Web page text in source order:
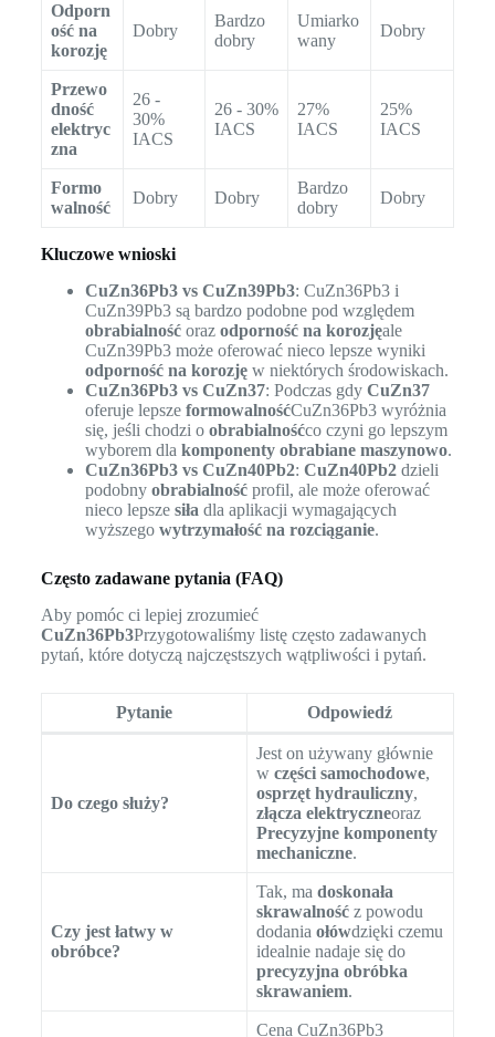
Odporn
ość na
korozję
Dobry
Bardzo
dobry
Umiarko
wany
Dobry
Przewo
dność
elektryc
zna
26 -
30%
IACS
26 - 30%
IACS
27%
IACS
25%
IACS
Formo
walność
Dobry Dobry
Bardzo
dobry
Dobry
Kluczowe wnioski
CuZn36Pb3 vs CuZn39Pb3: CuZn36Pb3 i
CuZn39Pb3 są bardzo podobne pod względem
obrabialnośćoraz odporność na korozjęale
CuZn39Pb3 może oferować nieco lepsze wyniki
odporność na korozjęw niektórych środowiskach.
CuZn36Pb3 vs CuZn37: Podczas gdy CuZn37
oferuje lepsze formowalnośćCuZn36Pb3 wyróżnia
się, jeśli chodzi o obrabialnośćco czyni go lepszym
wyborem dla komponenty obrabiane maszynowo.
CuZn36Pb3 vs CuZn40Pb2: CuZn40Pb2dzieli
podobny obrabialnośćprofil, ale może oferować
nieco lepsze siła dla aplikacji wymagających
wyższego wytrzymałość na rozciąganie.
Często zadawane pytania (FAQ)
Aby pomóc ci lepiej zrozumieć
CuZn36Pb3Przygotowaliśmy listę często zadawanych
pytań, które dotyczą najczęstszych wątpliwości i pytań.
Pytanie Odpowiedź
Do czego służy?
Jest on używany głównie
w części samochodowe,
osprzęt hydrauliczny,
złącza elektryczneoraz
Precyzyjne komponenty
mechaniczne.
Czy jest łatwy w
obróbce?
Tak, ma doskonała
skrawalnośćz powodu
dodania ołówdzięki czemu
idealnie nadaje się do
precyzyjna obróbka
skrawaniem.
Cena CuZn36Pb3